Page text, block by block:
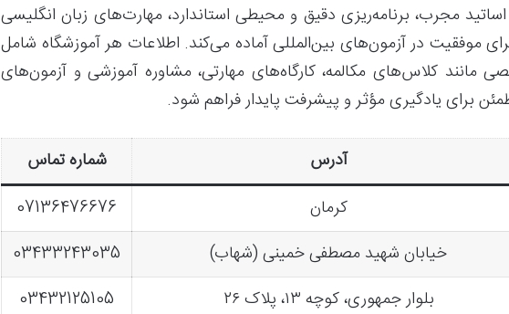
اساتید مجرب، برنامه‌ریزی دقیق و محیطی استاندارد، مهارت‌های زبان انگلیسی
موفقیت در آزمون‌های بین‌المللی آماده می‌کند. اطلاعات هر آموزشگاه شامل
کلاس‌های مکالمه، کارگاه‌های مهارتی، مشاوره آموزشی و آزمون‌های
برای یادگیری مؤثر و پیشرفت پایدار فراهم شود.
آدرس
شماره تماس
کرمان
07136476676
خیابان شهید مصطفی خمینی (شهاب)
03433243035
بلوار جمهوری، کوچه ۱۳، پلاک ۲۶
03432125105